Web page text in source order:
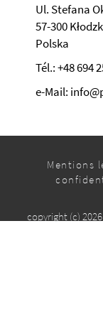
Ul. Stefana
57-300
Polska
Tél.: +48 694
e-Mail:
Mentions
copyright (c) 2026